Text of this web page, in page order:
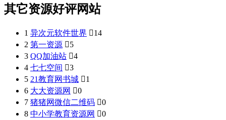
其它资源好评网站
1 异次元软件世界 14
2 第一资源 5
3 QQ加油站 4
4 七七空间 3
5 21教育网书城 1
6 大大资源网 0
7 猪猪网微信二维码 0
8 中小学教育资源网 0